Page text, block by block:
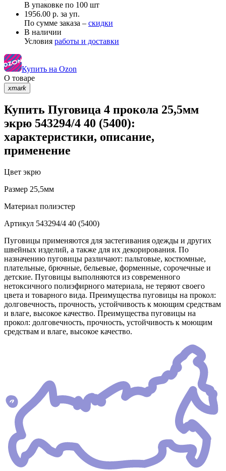
В упаковке по 100 шт
1956.00 р. за уп.
По сумме заказа – скидки
В наличии
Условия работы и доставки
Купить на Ozon
О товаре
xmark
Купить Пуговица 4 прокола 25,5мм
экрю 543294/4 40 (5400):
характеристики, описание,
применение
Цвет экрю
Размер 25,5мм
Материал полиэстер
Артикул 543294/4 40 (5400)
Пуговицы применяются для застегивания одежды и других
швейных изделий, а также для их декорирования. По
назначению пуговицы различают: пальтовые, костюмные,
плательные, брючные, бельевые, форменные, сорочечные и
детские. Пуговицы выполняются из современного
нетоксичного полиэфирного материала, не теряют своего
цвета и товарного вида. Преимущества пуговицы на прокол:
долговечность, прочность, устойчивость к моющим средствам
и влаге, высокое качество. Преимущества пуговицы на
прокол: долговечность, прочность, устойчивость к моющим
средствам и влаге, высокое качество.